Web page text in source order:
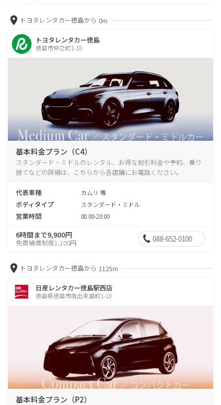
トヨタレンタカー徳島から 0m
トヨタレンタカー徳島
徳島市仲之町1-18
基本料金プラン（C4）
スタンダード・ミドルのレンタル、お得な割引料金や予約、乗り
捨てなどの詳細は、こちらから各店舗にお電話ください。
代表車種 カムリ 等
ボディタイプ スタンダード・ミドル
営業時間 08:00-20:00
6時間まで9,900円
免責補償制度1,100円 088-652-0100
トヨタレンタカー徳島から 1125m
日産レンタカー徳島駅西店
徳島県徳島市南出来島町1-10
基本料金プラン（P2）